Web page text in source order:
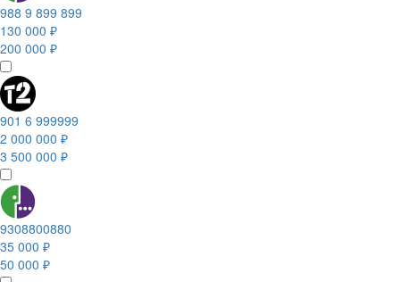
988 9 899 899
130 000 ₽
200 000 ₽
901 6 999999
2 000 000 ₽
3 500 000 ₽
9308800880
35 000 ₽
50 000 ₽